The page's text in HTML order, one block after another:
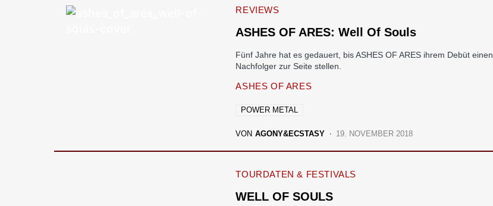
REVIEWS
ASHES OF ARES: Well Of Souls
Fünf Jahre hat es gedauert, bis ASHES OF ARES ihrem Debüt einen
Nachfolger zur Seite stellen.
ASHES OF ARES
POWER METAL
VON AGONY&ECSTASY 19. NOVEMBER 2018
TOURDATEN & FESTIVALS
WELL OF SOULS